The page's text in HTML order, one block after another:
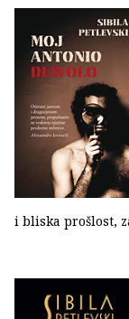
i bliska prošlost,